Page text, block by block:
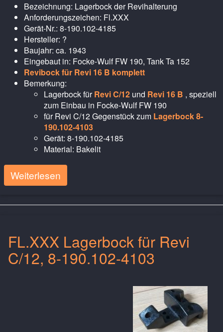
Bezeichnung: Lagerbock der Revihalterung
Anforderungszeichen: Fl.XXX
Gerät-Nr.: 8-190.102-4185
Hersteller: ?
Baujahr: ca. 1943
Eingebaut in: Focke-Wulf FW 190, Tank Ta 152
Revibock für Revi 16 B komplett
Bemerkung:
Lagerbock fürRevi C/12 und Revi 16 B , speziell
zum Einbau in Focke-Wulf FW 190
für Revi C/12 Gegenstück zum Lagerbock 8-
190.102-4103
Gerät: 8-190.102-4185
Material: Bakelit
Weiterlesen
FL.XXX Lagerbock für Revi
C/12, 8-190.102-4103